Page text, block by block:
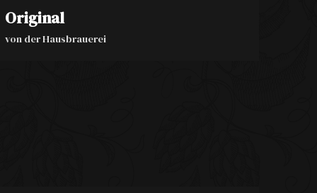
Original
von der Hausbrauerei